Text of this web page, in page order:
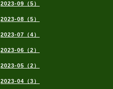
2023-09（5）
2023-08（5）
2023-07（4）
2023-06（2）
2023-05（2）
2023-04（3）